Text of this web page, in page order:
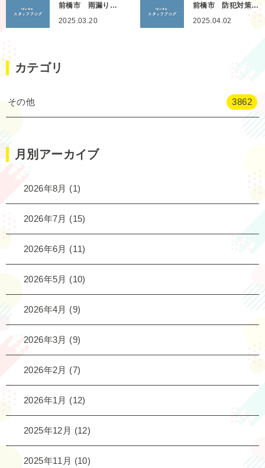
前橋市 雨漏り…
2025.03.20
前橋市 防犯対策…
2025.04.02
カテゴリ
その他 3862
月別アーカイブ
2026年8月 (1)
2026年7月 (15)
2026年6月 (11)
2026年5月 (10)
2026年4月 (9)
2026年3月 (9)
2026年2月 (7)
2026年1月 (12)
2025年12月 (12)
2025年11月 (10)